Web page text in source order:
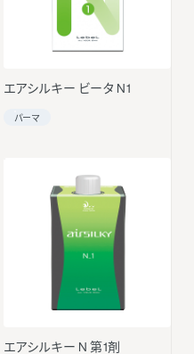
エアシルキー ビータ N1
パーマ
エアシルキー N 第1剤